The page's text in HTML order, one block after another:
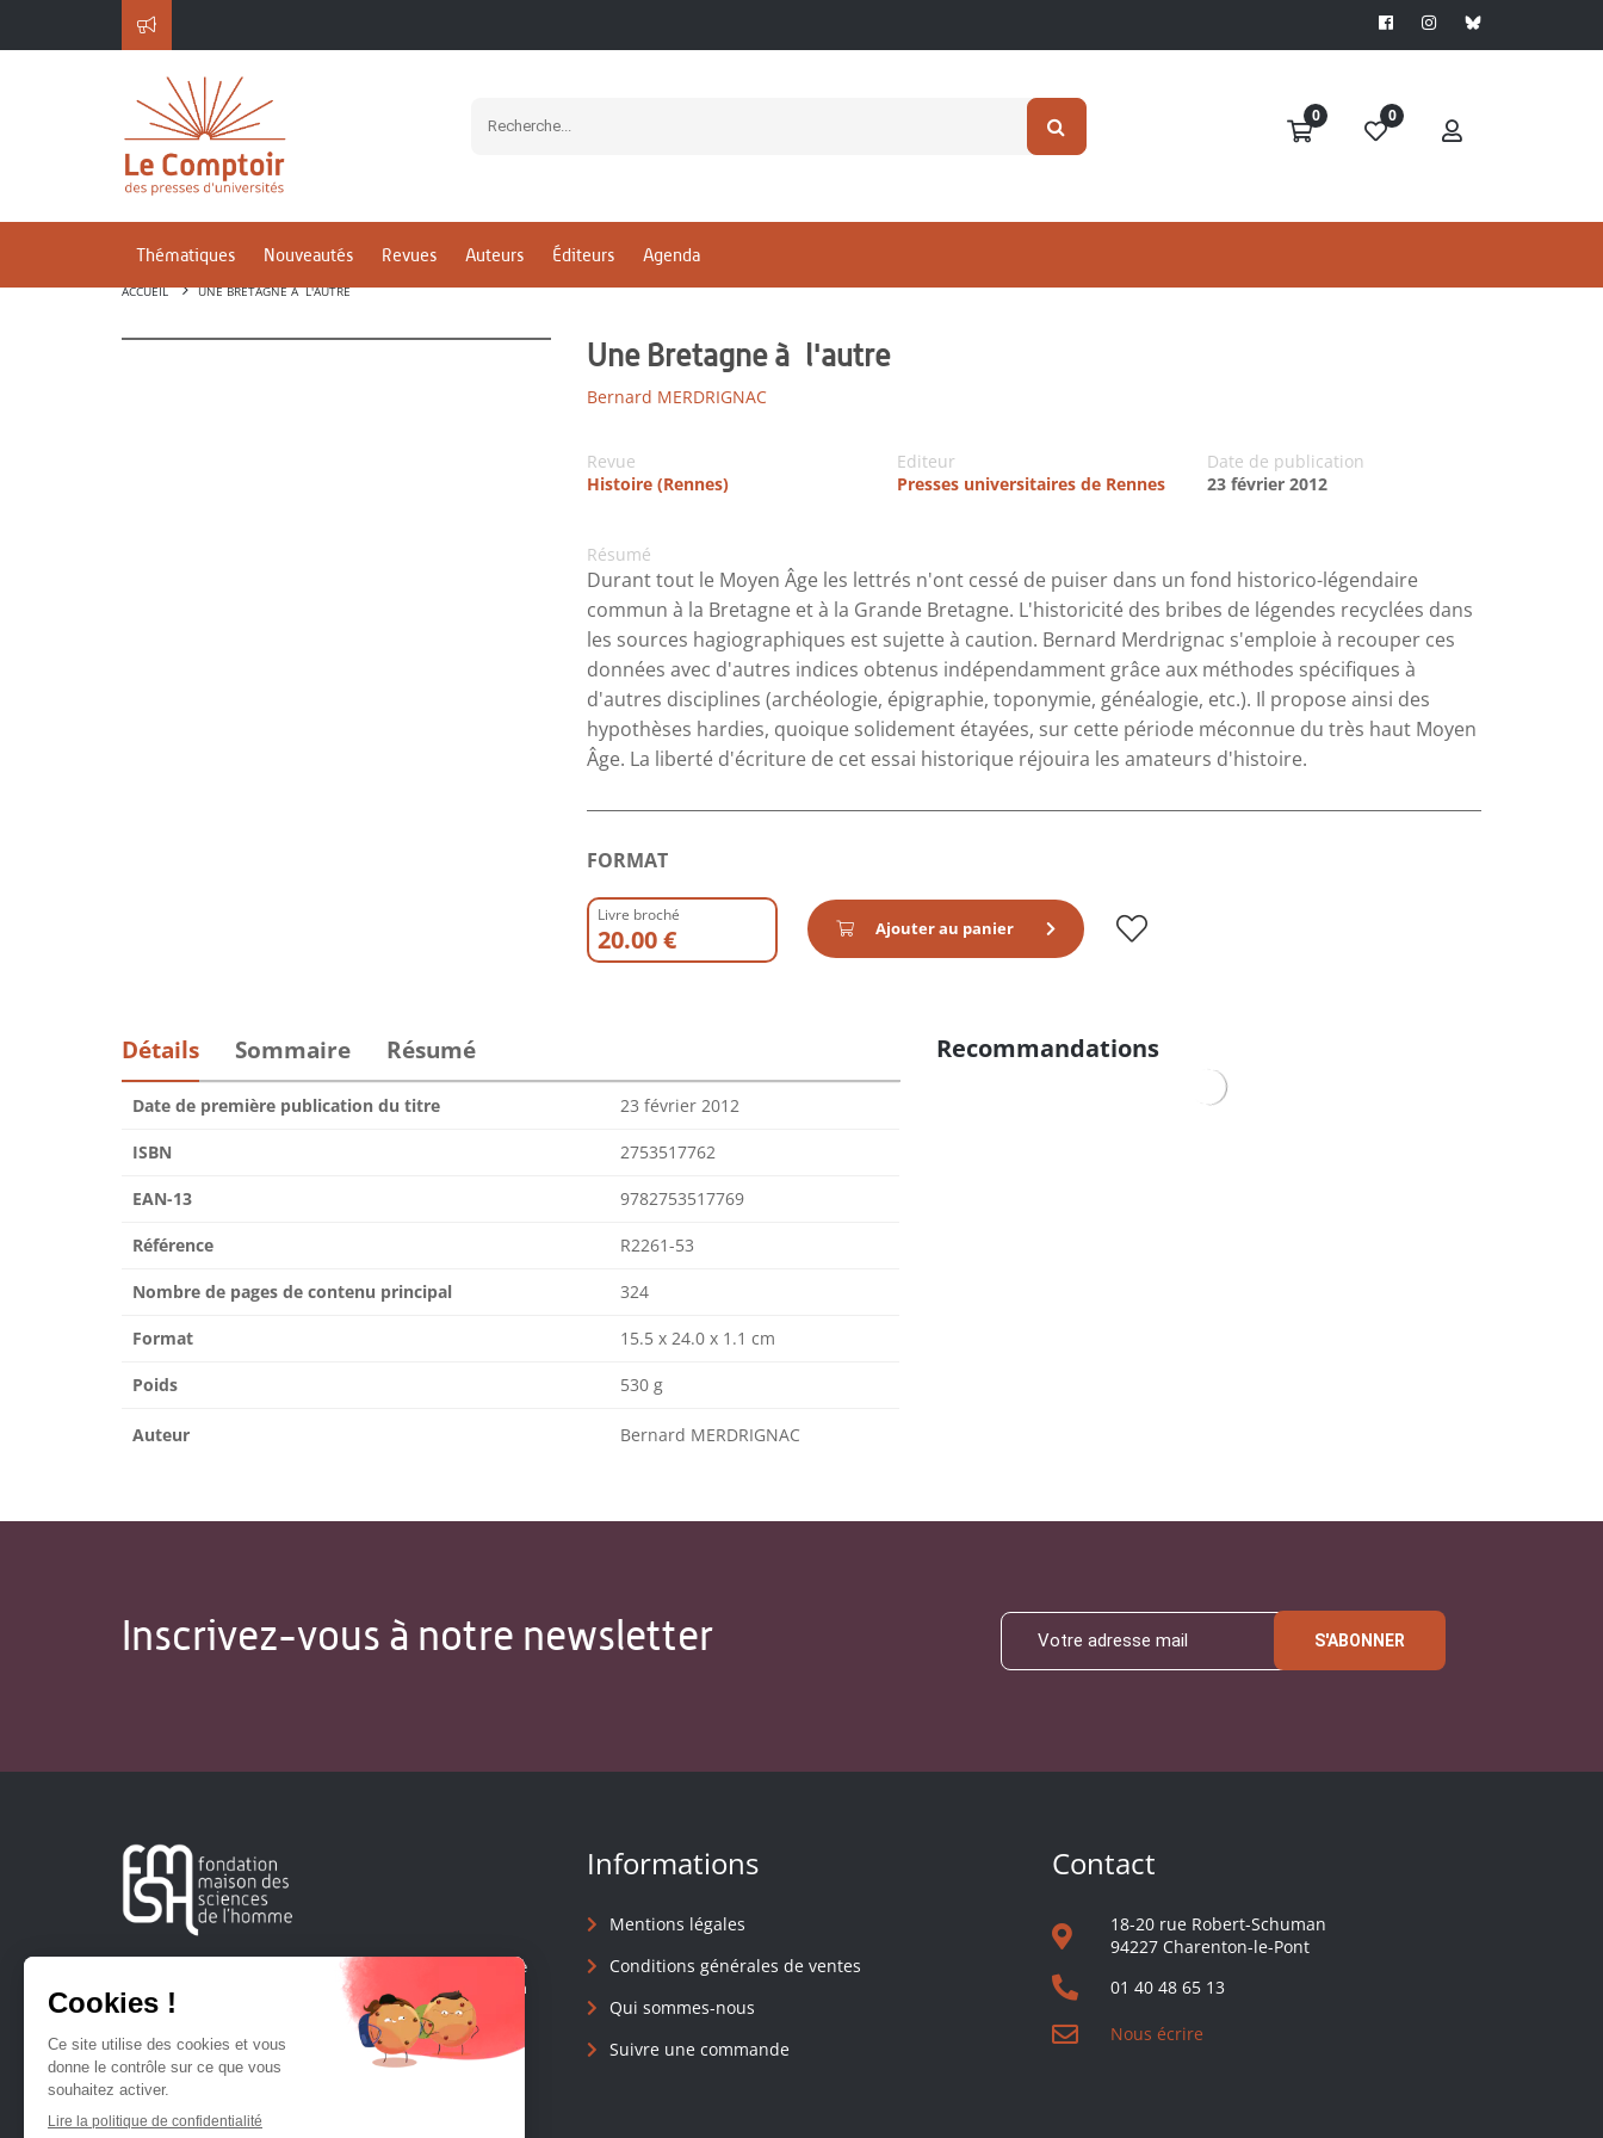
0 0
Thématiques Nouveautés Revues Auteurs Éditeurs Agenda
ACCUEIL UNE BRETAGNE À L'AUTRE
Une Bretagne à l'autre
Bernard MERDRIGNAC
Revue
Histoire (Rennes)
Editeur
Presses universitaires de Rennes
Date de publication
23 février 2012
Résumé
Durant tout le Moyen Âge les lettrés n'ont cessé de puiser dans un fond historico-légendaire
commun à la Bretagne et à la Grande Bretagne. L'historicité des bribes de légendes recyclées dans
les sources hagiographiques est sujette à caution. Bernard Merdrignac s'emploie à recouper ces
données avec d'autres indices obtenus indépendamment grâce aux méthodes spécifiques à
d'autres disciplines (archéologie, épigraphie, toponymie, généalogie, etc.). Il propose ainsi des
hypothèses hardies, quoique solidement étayées, sur cette période méconnue du très haut Moyen
Âge. La liberté d'écriture de cet essai historique réjouira les amateurs d'histoire.
FORMAT
Livre broché
20.00 € Ajouter au panier
Détails Sommaire Résumé
Date de première publication du titre 23 février 2012
ISBN 2753517762
EAN-13 9782753517769
Référence R2261-53
Nombre de pages de contenu principal 324
Format 15.5 x 24.0 x 1.1 cm
Poids 530 g
Auteur Bernard MERDRIGNAC
Recommandations
Inscrivez-vous à notre newsletter S'ABONNER
Créée en 1963, la Fondation Maison Sciences de l'Homme
soutient la recherche et la diffusion des connaissances en
sciences humaines et sociales.
Informations
Mentions légales
Conditions générales de ventes
Qui sommes-nous
Suivre une commande
Contact
18-20 rue Robert-Schuman
94227 Charenton-le-Pont
01 40 48 65 13
Nous écrire